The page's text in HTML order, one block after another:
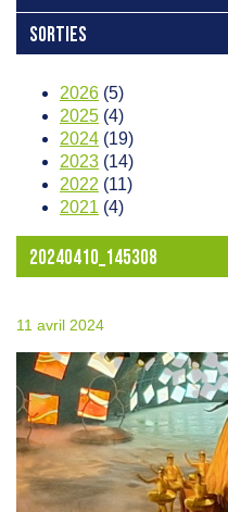
SORTIES
2026 (5)
2025 (4)
2024 (19)
2023 (14)
2022 (11)
2021 (4)
20240410_145308
11 avril 2024